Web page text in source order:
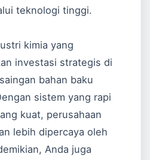
teknologi tinggi.
kimia yang
investasi strategis di
bahan baku
sistem yang rapi
kuat, perusahaan
lebih dipercaya oleh
Anda juga